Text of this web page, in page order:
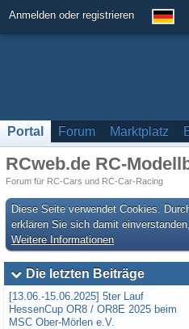
Anmelden oder registrieren
Portal Forum Marktplatz
RCweb.de RC-
Forum für RC-Cars und RC-Car-Racing
Diese Seite verwendet Cookies.
erklären Sie sich damit
Weitere Informationen
Die letzten Beiträge
[13.06.-15.06.2025] 5ter Lauf
HessenCup OR8 / OR8E 2025 beim
MSC Ober-Mörlen e.V.